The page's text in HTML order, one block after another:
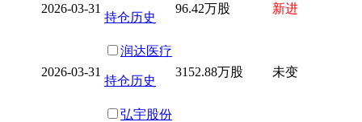
2026-03-31
持仓历史
96.42万股 新进
2026-03-31
润达医疗
持仓历史
3152.88万股 未变
弘宇股份